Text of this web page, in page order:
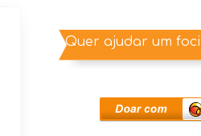
Quer ajudar um